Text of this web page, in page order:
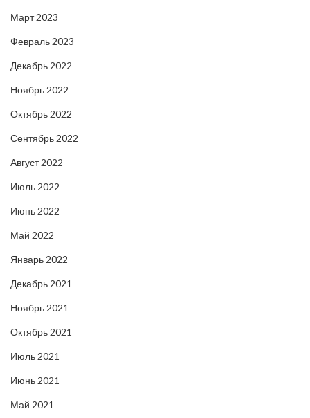
Март 2023
Февраль 2023
Декабрь 2022
Ноябрь 2022
Октябрь 2022
Сентябрь 2022
Август 2022
Июль 2022
Июнь 2022
Май 2022
Январь 2022
Декабрь 2021
Ноябрь 2021
Октябрь 2021
Июль 2021
Июнь 2021
Май 2021